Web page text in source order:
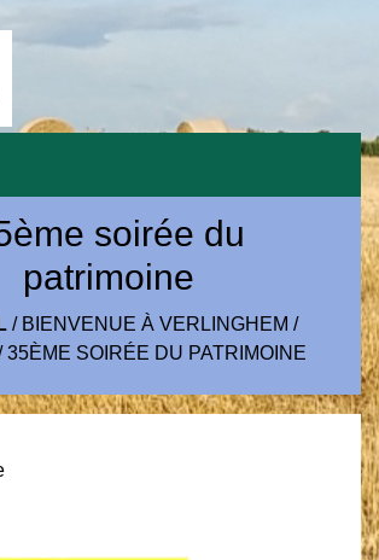
soirée du
patrimoine
/ BIENVENUE À VERLINGHEM /
35ÈME SOIRÉE DU PATRIMOINE